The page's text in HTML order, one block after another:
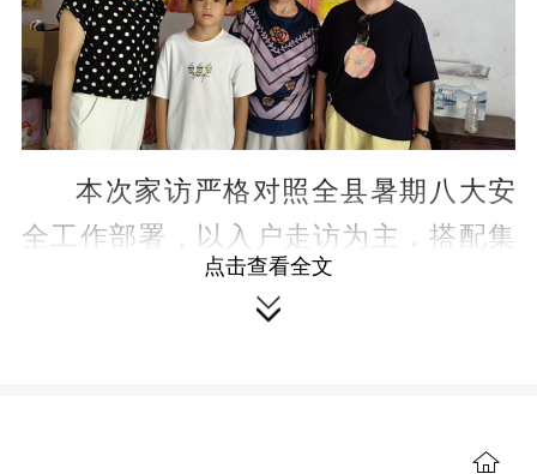
本次家访严格对照全县暑期八大安
全工作部署，以入户走访为主，搭配集
市宣讲、电话问询等形式，重点聚焦留
守儿童、流动儿童群体，做到不漏一
点击查看全文
